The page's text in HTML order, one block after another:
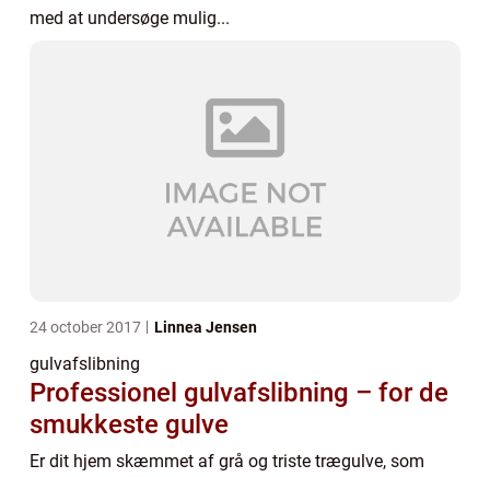
med at undersøge mulig...
24 october 2017 Linnea Jensen
gulvafslibning
Professionel gulvafslibning – for de
smukkeste gulve
Er dit hjem skæmmet af grå og triste trægulve, som